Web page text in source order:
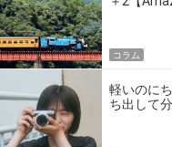
コラム
軽いのに
ち出して